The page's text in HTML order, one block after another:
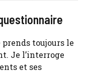
toujours le
Je l’interroge
et ses